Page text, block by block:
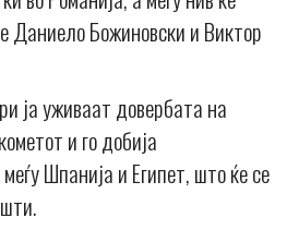
Божиновски и Виктор
ја уживаат довербата на
и го добија
Шпанија и Египет, што ќе се